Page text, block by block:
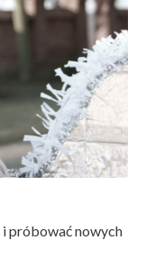
i próbować nowych